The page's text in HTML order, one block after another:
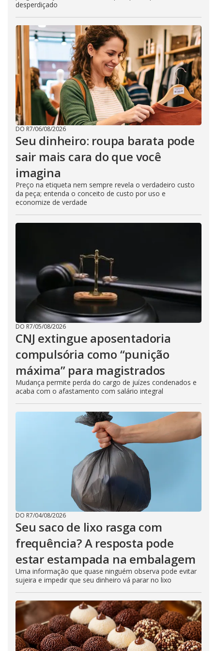
desperdiçado
DO R7/06/08/2026
Seu dinheiro: roupa barata pode
sair mais cara do que você
imagina
Preço na etiqueta nem sempre revela o verdadeiro custo
da peça; entenda o conceito de custo por uso e
economize de verdade
DO R7/05/08/2026
CNJ extingue aposentadoria
compulsória como “punição
máxima” para magistrados
Mudança permite perda do cargo de juízes condenados e
acaba com o afastamento com salário integral
DO R7/04/08/2026
Seu saco de lixo rasga com
frequência? A resposta pode
estar estampada na embalagem
Uma informação que quase ninguém observa pode evitar
sujeira e impedir que seu dinheiro vá parar no lixo